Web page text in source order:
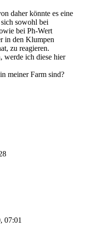
daher könnte es eine
sowohl bei
bei Ph-Wert
in den Klumpen
zu reagieren.
werde ich diese hier
meiner Farm sind?
07:01